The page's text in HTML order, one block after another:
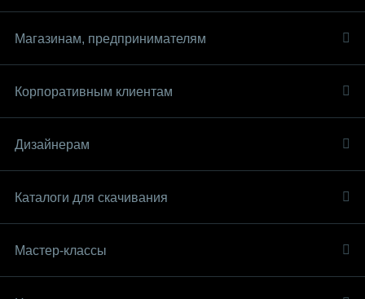
Магазинам, предпринимателям
Корпоративным клиентам
Дизайнерам
Каталоги для скачивания
Мастер-классы